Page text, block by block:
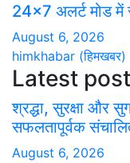
24×7 अलर्ट मोड में
August 6, 2026
himkhabar (हिमखबर)
Latest post
श्रद्धा, सुरक्षा और
सफलतापूर्वक
August 6, 2026